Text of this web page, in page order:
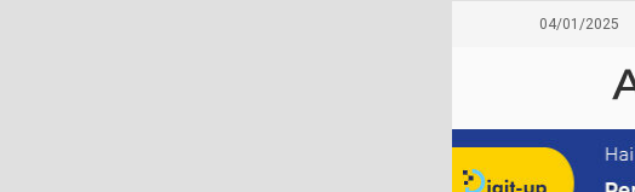
04/01/2025